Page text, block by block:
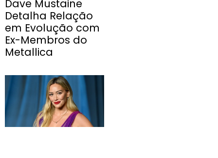
Dave Mustaine
Detalha Relação
em Evolução com
Ex-Membros do
Metallica